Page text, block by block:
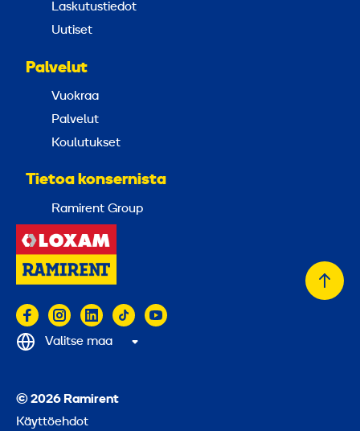
Laskutustiedot
Uutiset
Palvelut
Vuokraa
Palvelut
Koulutukset
Tietoa konsernista
Ramirent Group
© 2026 Ramirent
Käyttöehdot
Valitse maa